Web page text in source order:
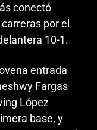
conectó
por el
10-1.
entrada
Fargas
López
base, y